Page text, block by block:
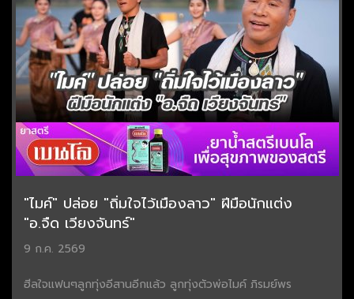
"ไมค์" ปล่อย "ถิ่มใจไว้เมืองลาว" ฝีมือนักแต่ง
"อ.จืด เวียงจันทร์"
9 ก.ค. 2569
ฮีลใจแฟนๆลูกทุ่งอีสานอีกแล้ว ลูกทุ่งตัวพ่อไมค์ ภิรมย์พร